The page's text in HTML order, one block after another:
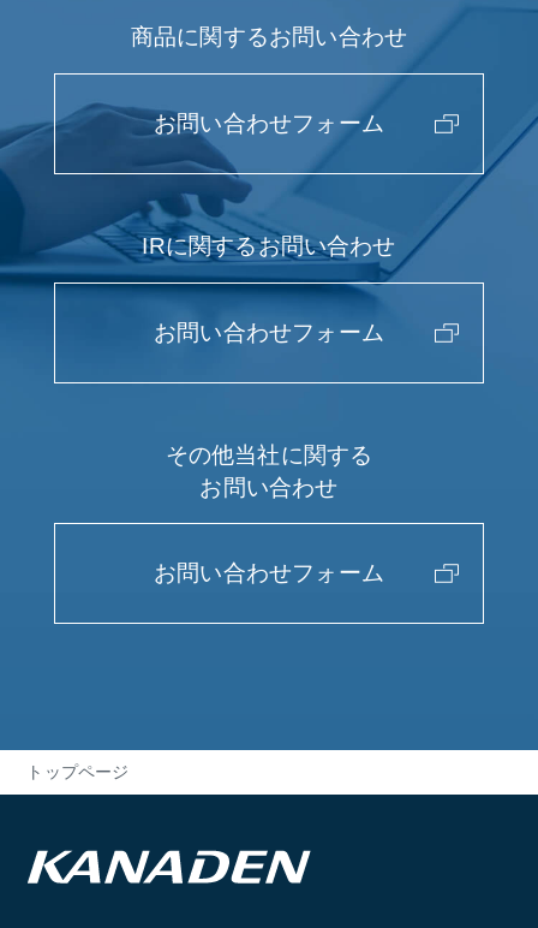
商品に関するお問い合わせ
お問い合わせフォーム
IRに関するお問い合わせ
お問い合わせフォーム
その他当社に関する
お問い合わせ
お問い合わせフォーム
トップページ